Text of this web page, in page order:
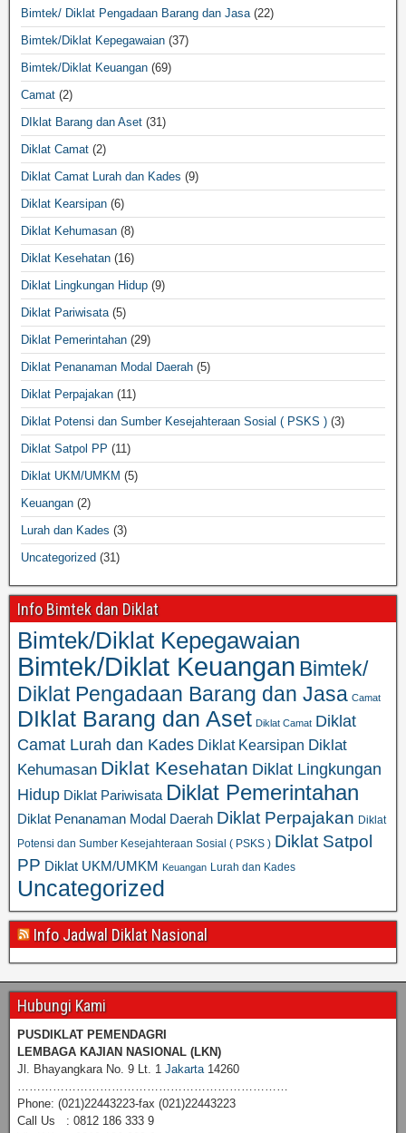
Bimtek/ Diklat Pengadaan Barang dan Jasa(22)
Bimtek/Diklat Kepegawaian (37)
Bimtek/Diklat Keuangan (69)
Camat (2)
DIklat Barang dan Aset (31)
Diklat Camat (2)
Diklat Camat Lurah dan Kades (9)
Diklat Kearsipan (6)
Diklat Kehumasan (8)
Diklat Kesehatan (16)
Diklat Lingkungan Hidup (9)
Diklat Pariwisata(5)
Diklat Pemerintahan (29)
Diklat Penanaman Modal Daerah (5)
Diklat Perpajakan (11)
Diklat Potensi dan Sumber Kesejahteraan Sosial ( PSKS ) (3)
Diklat Satpol PP (11)
Diklat UKM/UMKM (5)
Keuangan (2)
Lurah dan Kades (3)
Uncategorized (31)
Info Bimtek dan Diklat
Bimtek/Diklat Kepegawaian
Bimtek/Diklat Keuangan Bimtek/
Diklat Pengadaan Barang dan Jasa Camat
DIklat Barang dan Aset Diklat Camat Diklat
Camat Lurah dan Kades Diklat Kearsipan Diklat
Kehumasan Diklat Kesehatan Diklat Lingkungan
Hidup Diklat Pariwisata Diklat Pemerintahan
Diklat Penanaman Modal Daerah Diklat Perpajakan Diklat
Potensi dan Sumber Kesejahteraan Sosial ( PSKS ) Diklat Satpol
PP Diklat UKM/UMKM Keuangan Lurah dan Kades
Uncategorized
Info Jadwal Diklat Nasional
Hubungi Kami
PUSDIKLAT PEMENDAGRI
LEMBAGA KAJIAN NASIONAL (LKN)
Jl. Bhayangkara No. 9 Lt. 1 Jakarta14260
……………………………………………………………
Phone: (021)22443223-fax (021)22443223
Call Us : 0812 186 333 9